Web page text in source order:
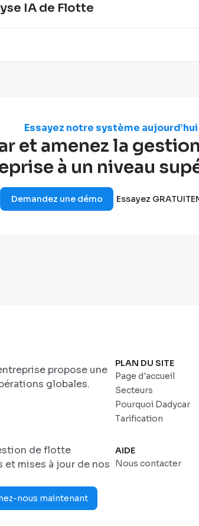
IA de Flotte
Essayez notre système aujourd’hui
et amenez la
à un niveau
Demandez une démo Essayez
propose une
globales.
de flotte
et mises à jour de nos
nous maintenant
PLAN DU SITE
Page d'accueil
Secteurs
Pourquoi Dadycar
Tarification
AIDE
Nous contacter